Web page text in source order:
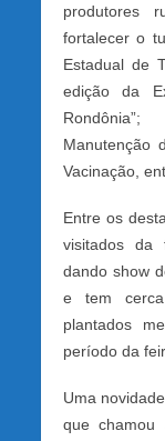
produtores
fortalecer o
Estadual de
edição da
Manutenção
Vacinação,
Entre os
visitados da
dando show
e tem
plantados
período da
Uma
que chamou